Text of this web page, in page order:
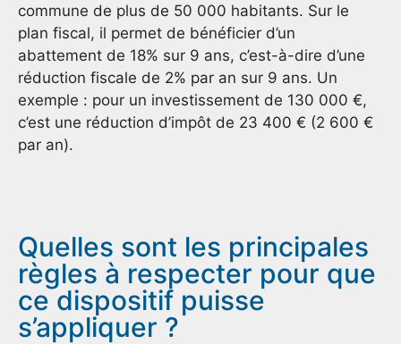
commune de plus de 50 000 habitants. Sur le
plan fiscal, il permet de bénéficier d’un
abattement de 18% sur 9 ans, c’est-à-dire d’une
réduction fiscale de 2% par an sur 9 ans. Un
exemple : pour un investissement de 130 000 €,
c’est une réduction d’impôt de 23 400 € (2 600 €
par an).
Quelles sont les principales
règles à respecter pour que
ce dispositif puisse
s’appliquer ?